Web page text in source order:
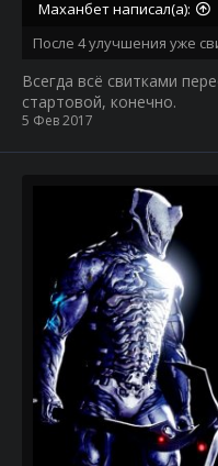
Маханбет написал(а):
После 4 улучшения уже
Всегда всё свитками
стартовой, конечно.
5 Фев 2017